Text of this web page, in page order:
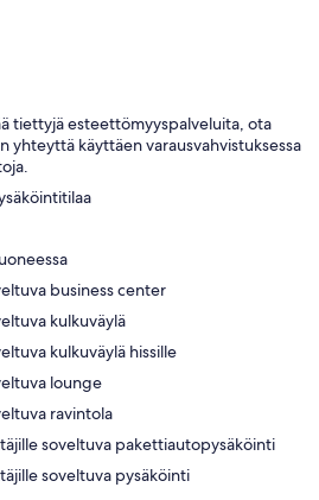
tiettyjä esteettömyyspalveluita, ota
yhteyttä käyttäen varausvahvistuksessa
business center
kulkuväylä
kulkuväylä hissille
lounge
ravintola
soveltuva pakettiautopysäköinti
soveltuva pysäköinti